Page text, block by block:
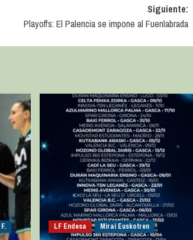
Siguiente:
Playoffs: El Palencia se impone al Fuenlabrada
LF Endesa Mirai Euskotren